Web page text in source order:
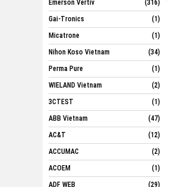
Emerson Vertiv
(316)
Gai-Tronics
(1)
Micatrone
(1)
Nihon Koso Vietnam
(34)
Perma Pure
(1)
WIELAND Vietnam
(2)
3CTEST
(1)
ABB Vietnam
(47)
AC&T
(12)
ACCUMAC
(2)
ACOEM
(1)
ADF WEB
(29)